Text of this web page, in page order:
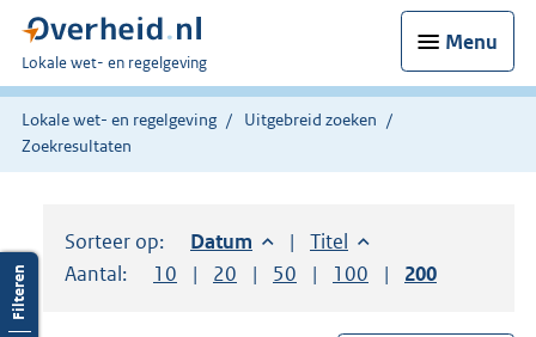
Menu
U
bent
hier:
Lokale wet- en regelgeving
Lokale wet- en regelgeving
Uitgebreid zoeken
Zoekresultaten
Sorteer op: Sorteer op:
Datum aflopendSorteer op:
Titel oplopend
Aantal:
Toon
10 resultaten per pagina
Toon
20 resultaten per pagina
Toon
50 resultaten per pagina
Toon
100 resultaten per
Toon
200